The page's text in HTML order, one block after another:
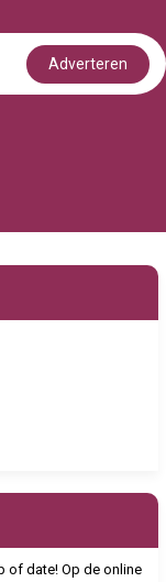
Adverteren
of date! Op de online